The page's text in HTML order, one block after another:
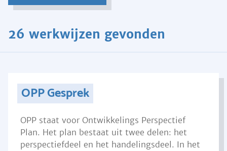
26 werkwijzen gevonden
OPP Gesprek
OPP staat voor Ontwikkelings Perspectief
Plan. Het plan bestaat uit twee delen: het
perspectiefdeel en het handelingsdeel. In het